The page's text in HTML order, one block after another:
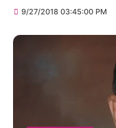
9/27/2018 03:45:00 PM